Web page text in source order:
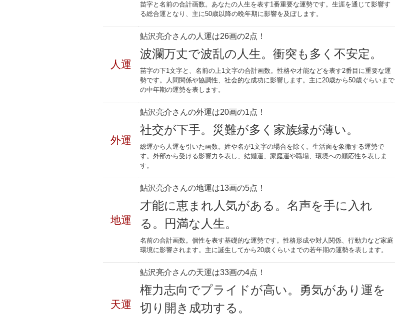
苗字と名前の合計画数。あなたの人生を表す1番重要な運勢です。生涯を通じて影響す
る総合運となり、主に50歳以降の晩年期に影響を及ぼします。
人運
鮎沢亮介さんの人運は26画の2点！
波瀾万丈で波乱の人生。衝突も多く不安定。
苗字の下1文字と、名前の上1文字の合計画数。性格や才能などを表す2番目に重要な運
勢です。人間関係や協調性、社会的な成功に影響します。主に20歳から50歳ぐらいまで
の中年期の運勢を表します。
外運
鮎沢亮介さんの外運は20画の1点！
社交が下手。災難が多く家族縁が薄い。
総運から人運を引いた画数。姓や名が1文字の場合を除く。生活面を象徴する運勢で
す。外部から受ける影響力を表し、結婚運、家庭運や職場、環境への順応性を表しま
す。
地運
鮎沢亮介さんの地運は13画の5点！
才能に恵まれ人気がある。名声を手に入れ
る。円満な人生。
名前の合計画数。個性を表す基礎的な運勢です。性格形成や対人関係、行動力など家庭
環境に影響されます。主に誕生してから20歳くらいまでの若年期の運勢を表します。
天運
鮎沢亮介さんの天運は33画の4点！
権力志向でプライドが高い。勇気があり運を
切り開き成功する。